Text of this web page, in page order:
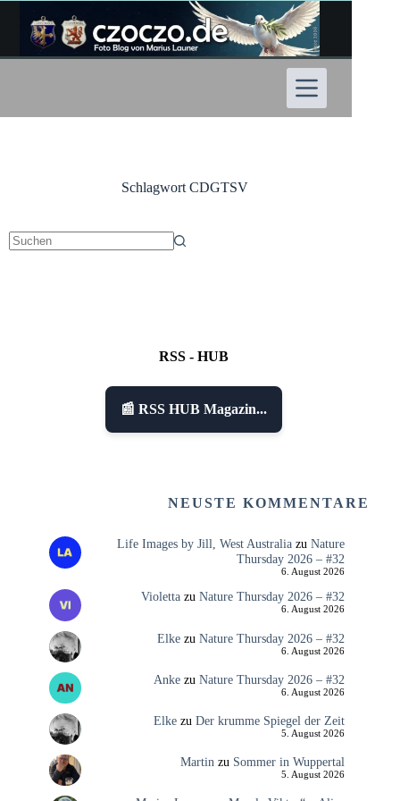
Inhalt
springen
Schlagwort CDGTSV
RSS - HUB
📰 RSS HUB Magazin...
NEUSTE KOMMENTARE
Life Images by Jill, West Australiazu Nature
Thursday 2026 – #32
6. August 2026
Violettazu Nature Thursday 2026 – #32
6. August 2026
Elkezu Nature Thursday 2026 – #32
6. August 2026
Ankezu Nature Thursday 2026 – #32
6. August 2026
Elkezu Der krumme Spiegel der Zeit
5. August 2026
Martin zu Sommer in Wuppertal
5. August 2026